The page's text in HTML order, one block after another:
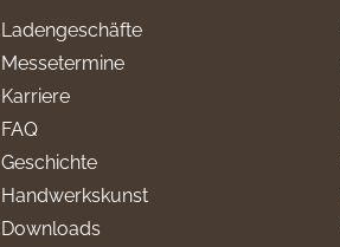
Ladengeschäfte
Messetermine
Karriere
FAQ
Geschichte
Handwerkskunst
Downloads